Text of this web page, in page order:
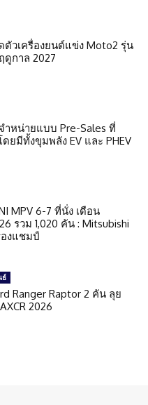
ตัวเครื่องยนต์แข่ง Moto2 รุ่น
ดูกาล 2027
ำหน่ายแบบ Pre-Sales ที่
ยมีทั้งขุมพลัง EV และ PHEV
MPV 6-7 ที่นั่ง เดือน
รวม 1,020 คัน : Mitsubishi
งแชมป์
ธ์
Ranger Raptor 2 คัน ลุย
2026